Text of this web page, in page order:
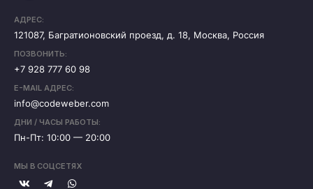
АДРЕС:
121087, Багратионовский проезд, д. 18, Москва, Россия
ПОЗВОНИТЬ:
+7 928 777 60 98
E-MAIL АДРЕС:
info@codeweber.com
ДНИ / ЧАСЫ РАБОТЫ:
Пн-Пт: 10:00 — 20:00
МЫ В СОЦСЕТЯХ